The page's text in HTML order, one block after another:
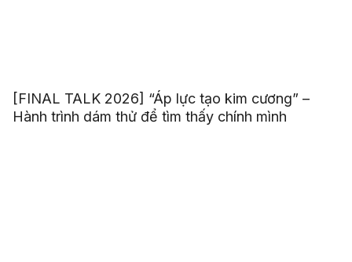
[FINAL TALK 2026] “Áp lực tạo kim cương” –
Hành trình dám thử để tìm thấy chính mình